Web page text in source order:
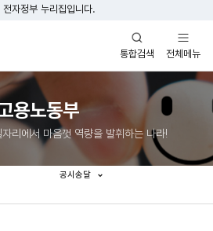
자정부 누리집입니다.
통합검색
열기
전체메뉴
열기
용노동부
리에서 마음껏 역량을 발휘하는 나라!
공시송달